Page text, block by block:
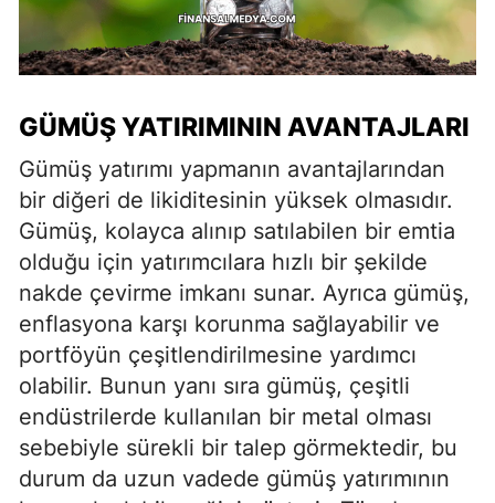
GÜMÜŞ YATIRIMININ AVANTAJLARI
Gümüş yatırımı yapmanın avantajlarından
bir diğeri de likiditesinin yüksek olmasıdır.
Gümüş, kolayca alınıp satılabilen bir emtia
olduğu için yatırımcılara hızlı bir şekilde
nakde çevirme imkanı sunar. Ayrıca gümüş,
enflasyona karşı korunma sağlayabilir ve
portföyün çeşitlendirilmesine yardımcı
olabilir. Bunun yanı sıra gümüş, çeşitli
endüstrilerde kullanılan bir metal olması
sebebiyle sürekli bir talep görmektedir, bu
durum da uzun vadede gümüş yatırımının